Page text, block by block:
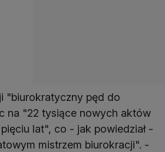
"biurokratyczny pęd do
na "22 tysiące nowych aktów
lat", co - jak powiedział -
mistrzem biurokracji". -